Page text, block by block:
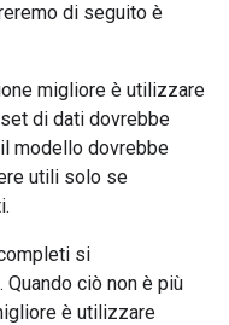
di seguito è
migliore è utilizzare
di dati dovrebbe
modello dovrebbe
utili solo se
si
ciò non è più
è utilizzare